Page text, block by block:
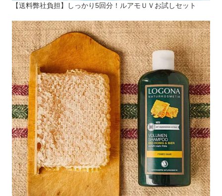
【送料弊社負担】しっかり5回分！ルアモＵＶお試しセット